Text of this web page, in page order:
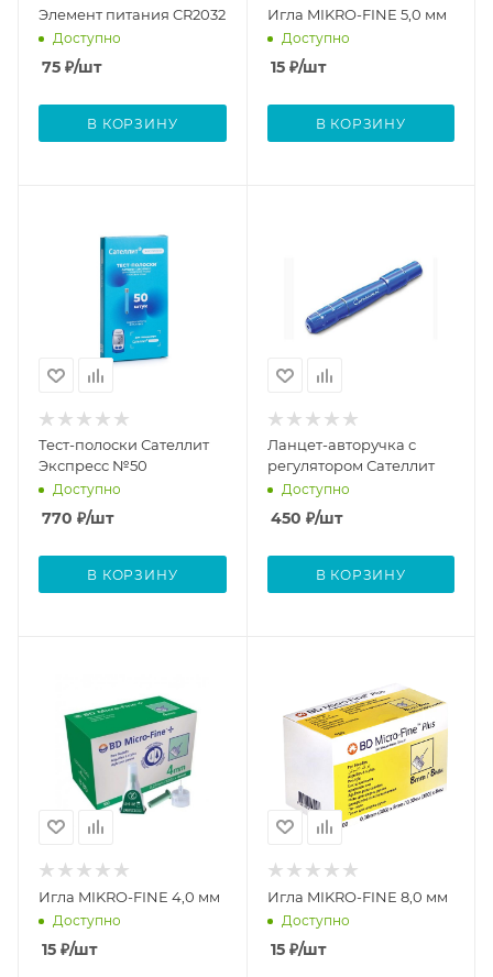
Элемент питания CR2032
Доступно
75 ₽/шт
В КОРЗИНУ
Игла MIKRO-FINE 5,0 мм
Доступно
15₽/шт
В КОРЗИНУ
Тест-полоски Сателлит
Экспресс №50
Доступно
770 ₽/шт
В КОРЗИНУ
Ланцет-авторучка с
регулятором Сателлит
Доступно
450 ₽/шт
В КОРЗИНУ
Игла MIKRO-FINE 4,0 мм
Доступно
15 ₽/шт
Игла MIKRO-FINE 8,0 мм
Доступно
15₽/шт